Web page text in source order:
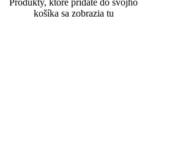
košíka sa zobrazia tu